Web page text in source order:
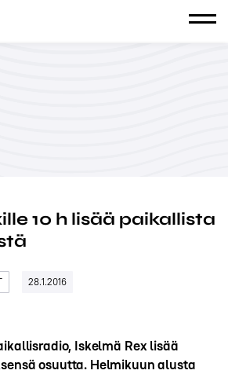
10 h lisää paikallista
28.1.2016
Iskelmä Rex lisää
osuutta. Helmikuun alusta